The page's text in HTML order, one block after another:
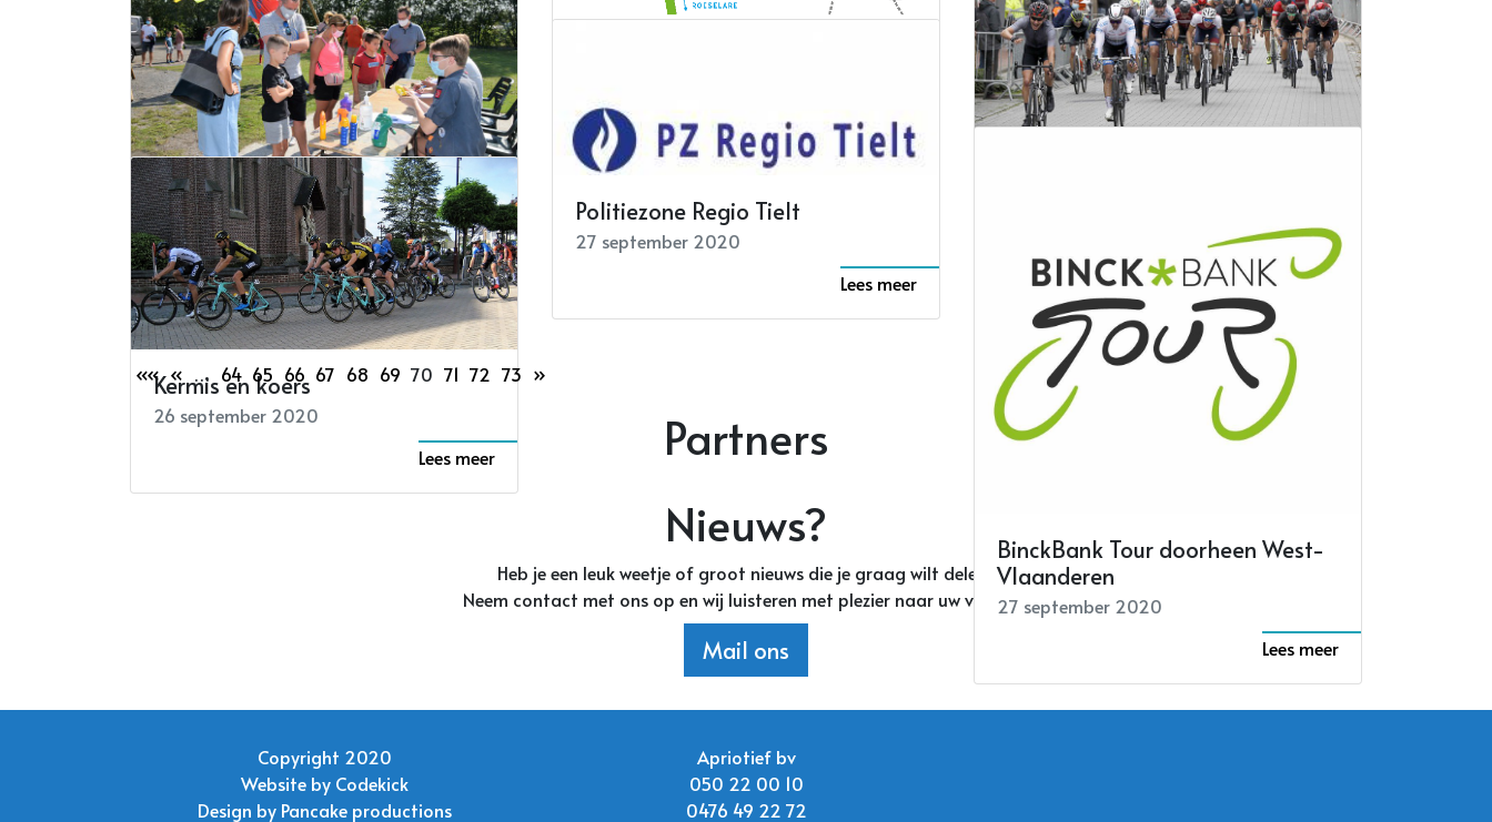
Lees meer
Negatieve zomerbalans toerisme
West-Vlaanderen
02 oktober 2020
Lees meer
Kingclub Heidelberg
01 oktober 2020
Lees meer
01 oktober 2020
Lees meer
Terugblik op de septemberkermis
30 september 2020
Lees meer
Toekomstplan lokale
verenigingen
29 september 2020
Lees meer
Politiezone Regio Tielt
27 september 2020
Lees meer
BinckBank Tour doorheen West-
Vlaanderen
27 september 2020
Lees meer
Kermis en koers
26 september 2020
Lees meer
«« « … 64 65 66 67 68 69 70 71 72 73 »
Partners
Nieuws?
Heb je een leuk weetje of groot nieuws die je graag wilt delen?
Neem contact met ons op en wij luisteren met plezier naar uw verhaal.
Mail ons
Copyright 2020
Website by Codekick
Design by Pancake productions
Apriotief bv
050 22 00 10
0476 49 22 72